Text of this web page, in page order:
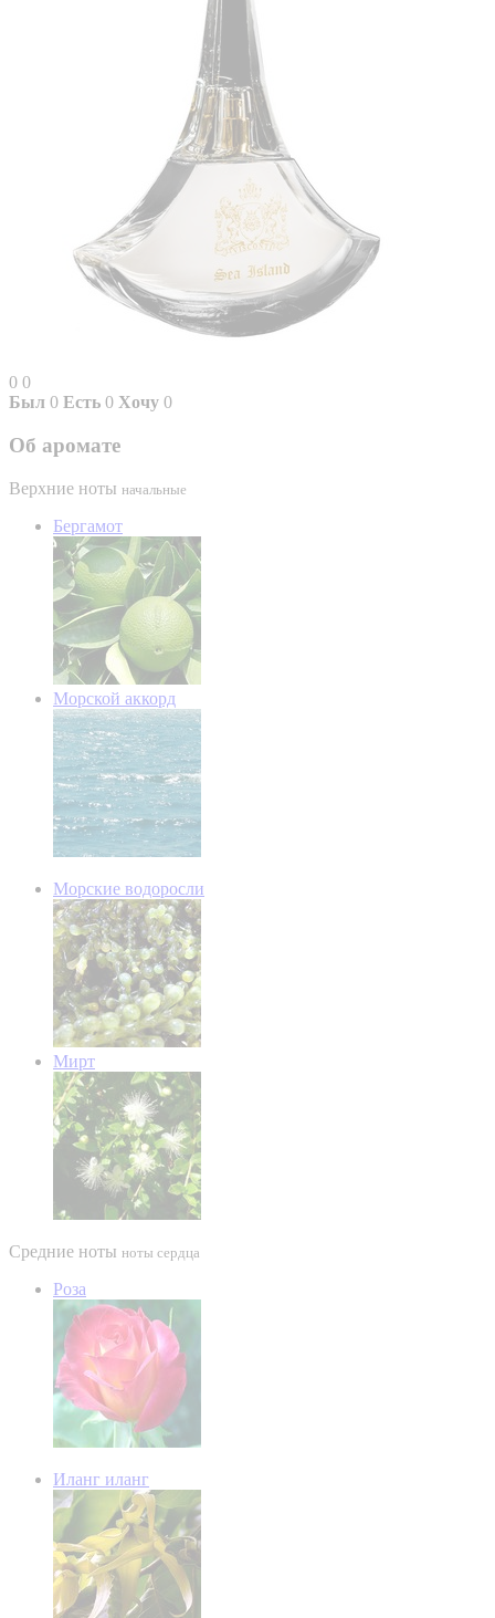
0 0
Был 0 Есть 0 Хочу 0
Об аромате
Верхние ноты начальные
Бергамот
Морской аккорд
Морские водоросли
Мирт
Средние ноты ноты сердца
Роза
Иланг иланг